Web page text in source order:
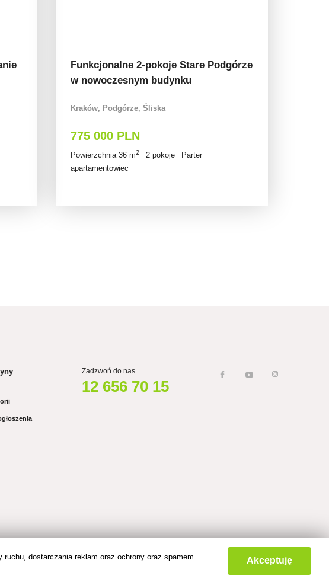
Funkcjonalne 2-pokoje Stare Podgórze
w nowoczesnym budynku
Kraków, Podgórze, Śliska
775 000 PLN
Powierzchnia 36 m2 2 pokoje
Parter
apartamentowiec
Zadzwoń do nas
12 656 70 15
dostarczania reklam oraz ochrony oraz spamem.
Akceptuję